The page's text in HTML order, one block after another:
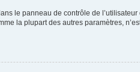
le panneau de contrôle de
la plupart des autres paramètres,